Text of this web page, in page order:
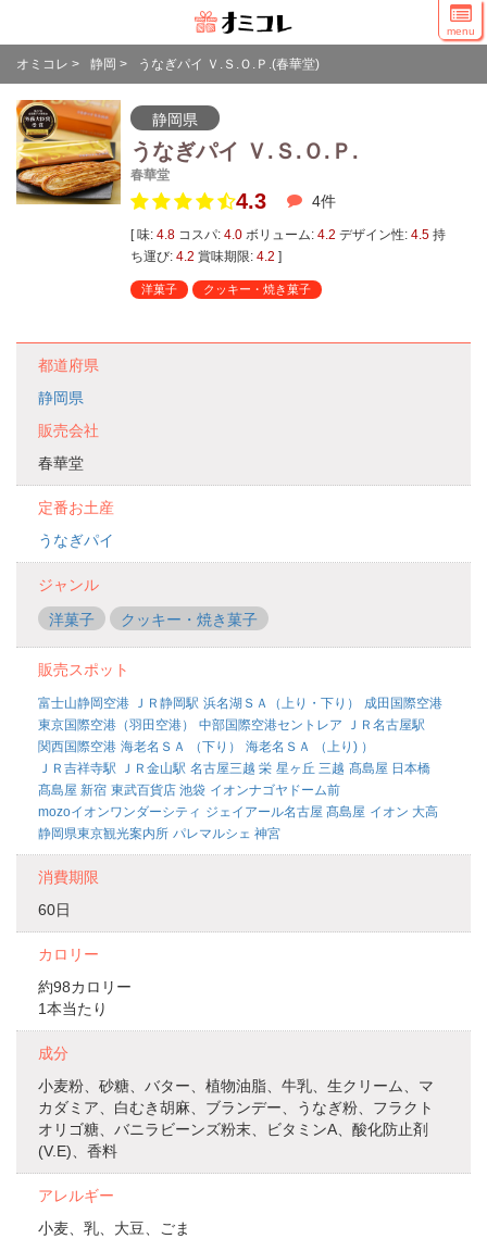
menu
オミコレ > 静岡 > うなぎパイ Ｖ.Ｓ.Ｏ.Ｐ.(春華堂)
静岡県
うなぎパイ Ｖ.Ｓ.Ｏ.Ｐ.
春華堂
4.3 4件
[ 味: 4.8コスパ: 4.0ボリューム: 4.2 デザイン性: 4.5持
ち運び: 4.2 賞味期限: 4.2 ]
洋菓子 クッキー・焼き菓子
都道府県
静岡県
販売会社
春華堂
定番お土産
うなぎパイ
ジャンル
洋菓子
クッキー・焼き菓子
販売スポット
富士山静岡空港 ＪＲ静岡駅 浜名湖ＳＡ（上り・下り）
成田国際空港
東京国際空港（羽田空港）
中部国際空港セントレア
ＪＲ名古屋駅
関西国際空港 海老名ＳＡ （下り）
海老名ＳＡ （上り) ）
ＪＲ吉祥寺駅
ＪＲ金山駅 名古屋三越 栄 星ヶ丘 三越 髙島屋 日本橋
髙島屋 新宿 東武百貨店 池袋 イオンナゴヤドーム前
mozoイオンワンダーシティ ジェイアール名古屋 髙島屋 イオン 大高
静岡県東京観光案内所 パレマルシェ 神宮
消費期限
60日
カロリー
約98カロリー
1本当たり
成分
小麦粉、砂糖、バター、植物油脂、牛乳、生クリーム、マ
カダミア、白むき胡麻、ブランデー、うなぎ粉、フラクト
オリゴ糖、バニラビーンズ粉末、ビタミンA、酸化防止剤
(V.E)、香料
アレルギー
小麦、乳、大豆、ごま